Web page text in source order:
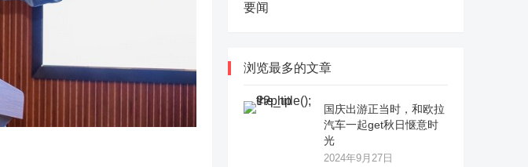
要闻
浏览最多的文章
国庆出游正当时，和欧拉
汽车一起get秋日惬意时
光
2024年9月27日